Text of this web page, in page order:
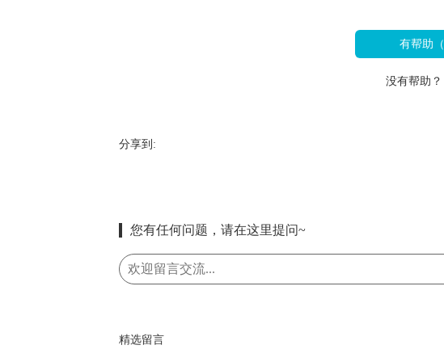
有帮助（
没有帮助？
分享到:
您有任何问题，请在这里提问~
精选留言